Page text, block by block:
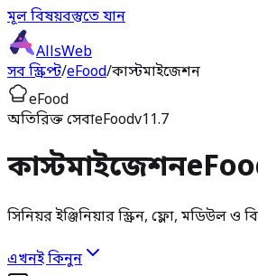
মূল বিষয়বস্তুতে যান
AllsWeb
সব স্ক্রিপ্ট/eFood/কাস্টমাইজেশন
eFood
অতিরিক্ত সেবাeFoodv11.7
কাস্টমাইজেশন
সিনিয়র ইঞ্জিনিয়ার স্ক্রিন, ফ্লো,
এখনই কিনুন